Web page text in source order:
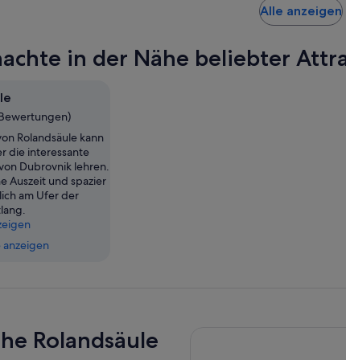
Alle anzeigen
in der Nähe beliebter
Rolandsäule kann
die interessante
Dubrovnik lehren.
Auszeit und spazier
am Ufer der
Rolandsäule